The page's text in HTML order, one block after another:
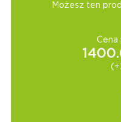
Możesz ten
Cena